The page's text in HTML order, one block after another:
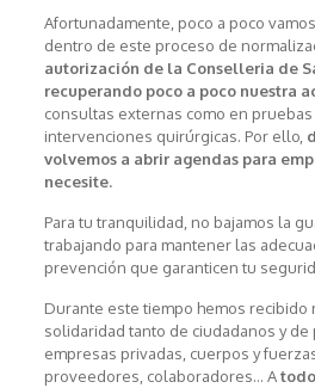
Afortunadamente, poco a poco
dentro de este proceso de
autorización de la Conselleria de
recuperando poco a poco nuestra
consultas externas como en
intervenciones quirúrgicas. Por ello,
volvemos a abrir agendas para
necesite.
Para tu tranquilidad, no bajamos la
trabajando para mantener las
prevención que garanticen tu
Durante este tiempo hemos recibido
solidaridad tanto de ciudadanos y de
empresas privadas, cuerpos y
proveedores, colaboradores… A